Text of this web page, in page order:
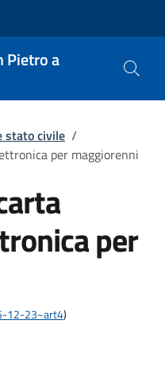
Pietro a
stato civile /
per maggiorenni
per
12-23~art4)